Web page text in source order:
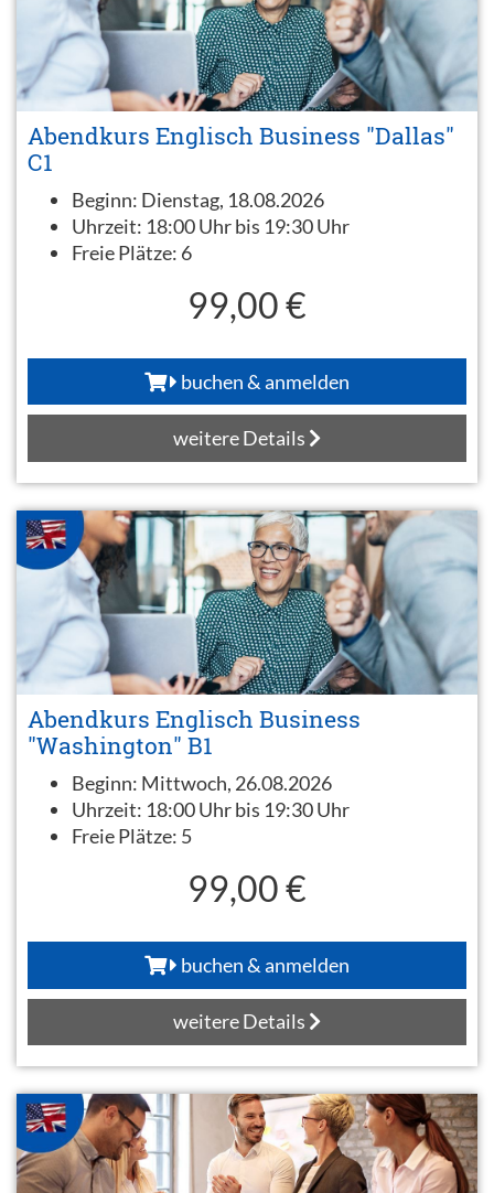
Abendkurs Englisch Business "Dallas"
C1
Beginn: Dienstag, 18.08.2026
Uhrzeit: 18:00 Uhr bis 19:30 Uhr
Freie Plätze: 6
99,00 €
buchen & anmelden
weitere Details
Abendkurs Englisch Business
"Washington" B1
Beginn: Mittwoch, 26.08.2026
Uhrzeit: 18:00 Uhr bis 19:30 Uhr
Freie Plätze: 5
99,00 €
buchen & anmelden
weitere Details